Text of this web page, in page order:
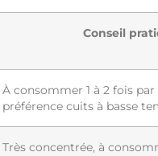
Conseil
À consommer 1 à 2 fois par
préférence cuits à basse
Très concentrée, à